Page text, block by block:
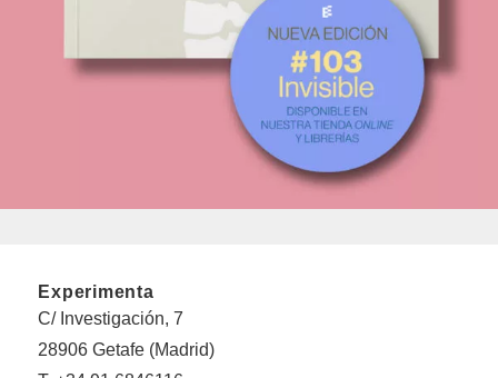
Experimenta
C/ Investigación, 7
28906 Getafe (Madrid)